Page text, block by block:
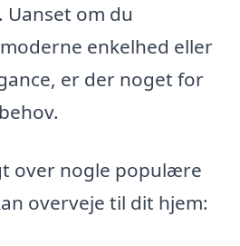
om du
enkelhed eller
er der noget for
over nogle populære
overveje til dit hjem: